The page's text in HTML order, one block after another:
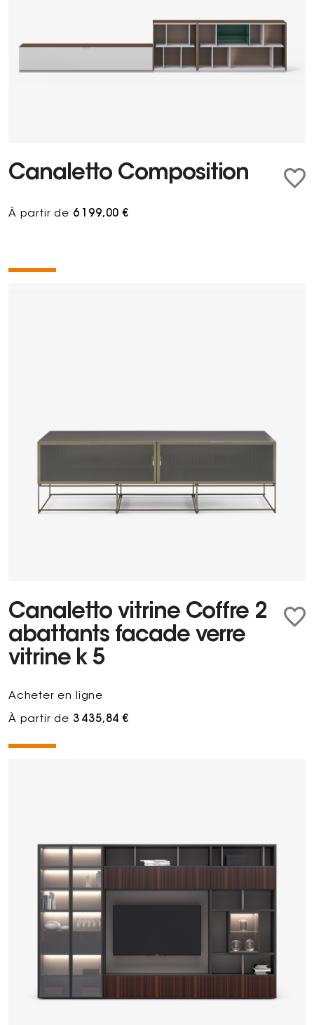
Canaletto Composition
À partir de 6 199,00 €
Canaletto vitrine Coffre 2
abattants facade verre
vitrine k 5
Acheter en ligne
À partir de 3 435,84 €